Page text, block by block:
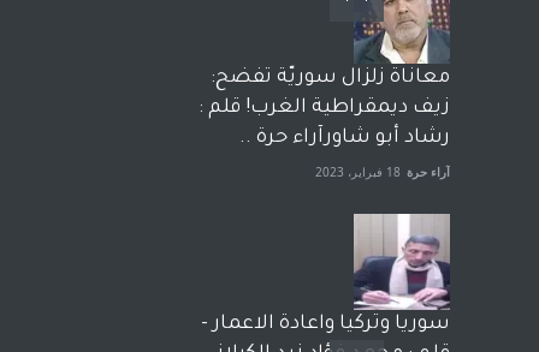
معاناة زلزال سوريّة تفضح:
زيف ديمقراطية الغرب! قلم :
رشاد أبو شاورآراء حرة ..
آراء حرة 18 فبراير، 2023
سوريا وتركيا واعادة الاعمار -